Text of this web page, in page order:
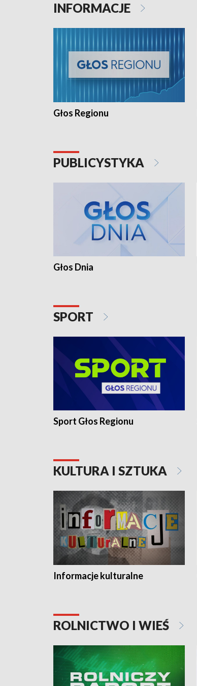
INFORMACJE
Głos Regionu
PUBLICYSTYKA
Głos Dnia
SPORT
Sport Głos Regionu
KULTURA I SZTUKA
Informacje kulturalne
ROLNICTWO I WIEŚ